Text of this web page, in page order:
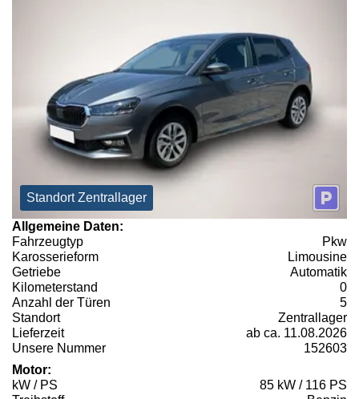
Standort Zentrallager
Allgemeine Daten:
Fahrzeugtyp
Pkw
Karosserieform
Limousine
Getriebe
Automatik
Kilometerstand
0
Anzahl der Türen
5
Standort
Zentrallager
Lieferzeit
ab ca. 11.08.2026
Unsere Nummer
152603
Motor:
kW / PS
85 kW / 116 PS